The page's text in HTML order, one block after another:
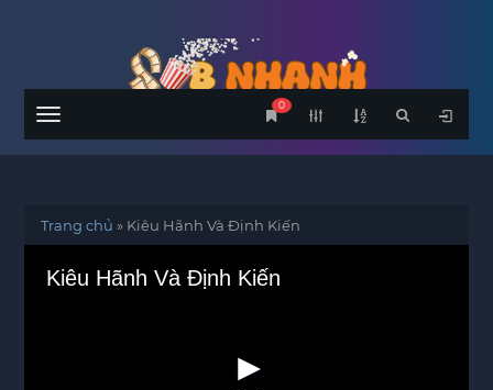
Menu
0
Trang chủ » Kiêu Hãnh Và Định Kiến
Kiêu Hãnh Và Định Kiến